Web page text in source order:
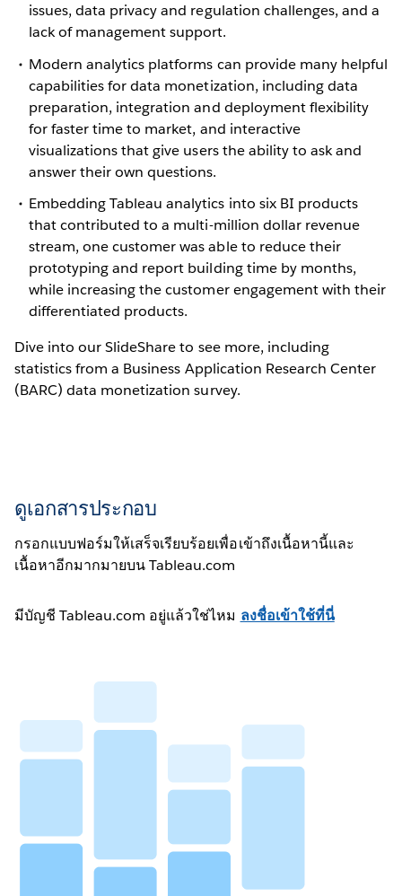
issues, data privacy and regulation challenges, and a
lack of management support.
Modern analytics platforms can provide many helpful
capabilities for data monetization, including data
preparation, integration and deployment flexibility
for faster time to market, and interactive
visualizations that give users the ability to ask and
answer their own questions.
Embedding Tableau analytics into six BI products
that contributed to a multi-million dollar revenue
stream, one customer was able to reduce their
prototyping and report building time by months,
while increasing the customer engagement with their
differentiated products.
Dive into our SlideShare to see more, including
statistics from a Business Application Research Center
(BARC) data monetization survey.
ดูเอกสารประกอบ
กรอกแบบฟอร์มให้เสร็จเรียบร้อยเพื่อเข้าถึงเนื้อหานี้และ
เนื้อหาอีกมากมายบน Tableau.com
มีบัญชี Tableau.com อยู่แล้วใช่ไหม ลงชื่อเข้าใช้ที่นี่